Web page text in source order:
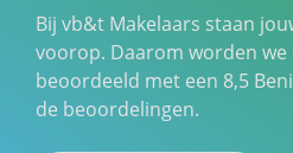
Bij vb&t Makelaars staan
voorop. Daarom worden
beoordeeld met een 8,5
de beoordelingen.